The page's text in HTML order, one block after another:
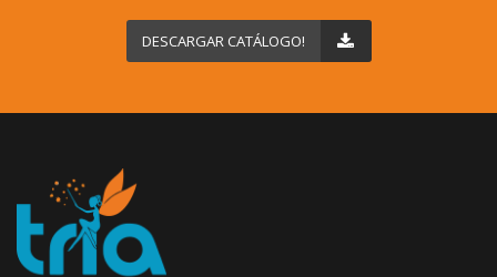
DESCARGAR CATÁLOGO!